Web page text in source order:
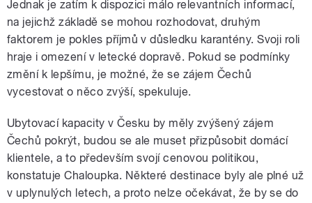
Jednak je zatím k dispozici málo relevantních informací,
na jejichž základě se mohou rozhodovat, druhým
faktorem je pokles příjmů v důsledku karantény. Svoji roli
hraje i omezení v letecké dopravě. Pokud se podmínky
změní k lepšímu, je možné, že se zájem Čechů
vycestovat o něco zvýší, spekuluje.
Ubytovací kapacity v Česku by měly zvýšený zájem
Čechů pokrýt, budou se ale muset přizpůsobit domácí
klientele, a to především svojí cenovou politikou,
konstatuje Chaloupka. Některé destinace byly ale plné už
v uplynulých letech, a proto nelze očekávat, že by se do